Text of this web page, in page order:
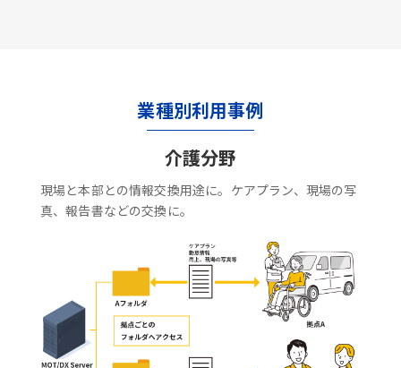
業種別利用事例
介護分野
現場と本部との情報交換用途に。ケアプラン、現場の写
真、報告書などの交換に。